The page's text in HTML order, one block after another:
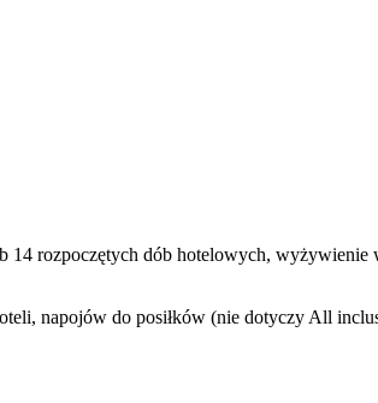
14 rozpoczętych dób hotelowych,
napojów do posiłków (nie dotyczy All